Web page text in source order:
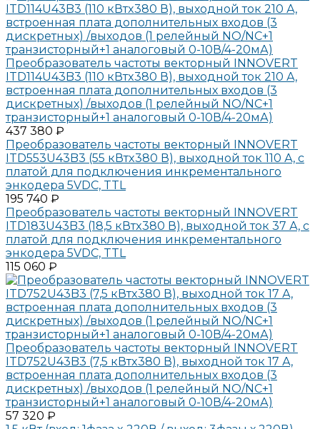
Преобразователь частоты векторный INNOVERT
ITD114U43B3 (110 кВтx380 В), выходной ток 210 А,
встроенная плата дополнительных входов (3
дискретных) /выходов (1 релейный NO/NC+1
транзисторный+1 аналоговый 0-10В/4-20мА)
437 380 ₽
Преобразователь частоты векторный INNOVERT
ITD553U43B3 (55 кВтx380 В), выходной ток 110 А, с
платой для подключения инкрементального
энкодера 5VDC, TTL
195 740 ₽
Преобразователь частоты векторный INNOVERT
ITD183U43B3 (18,5 кВтx380 В), выходной ток 37 А, с
платой для подключения инкрементального
энкодера 5VDC, TTL
115 060 ₽
Преобразователь частоты векторный INNOVERT
ITD752U43B3 (7,5 кВтx380 В), выходной ток 17 А,
встроенная плата дополнительных входов (3
дискретных) /выходов (1 релейный NO/NC+1
транзисторный+1 аналоговый 0-10В/4-20мА)
57 320 ₽